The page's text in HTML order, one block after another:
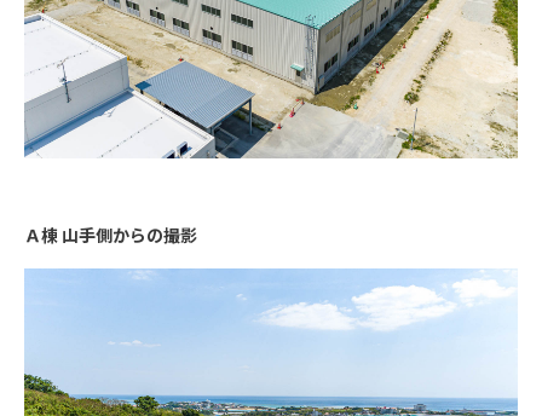
Ａ棟 山手側からの撮影